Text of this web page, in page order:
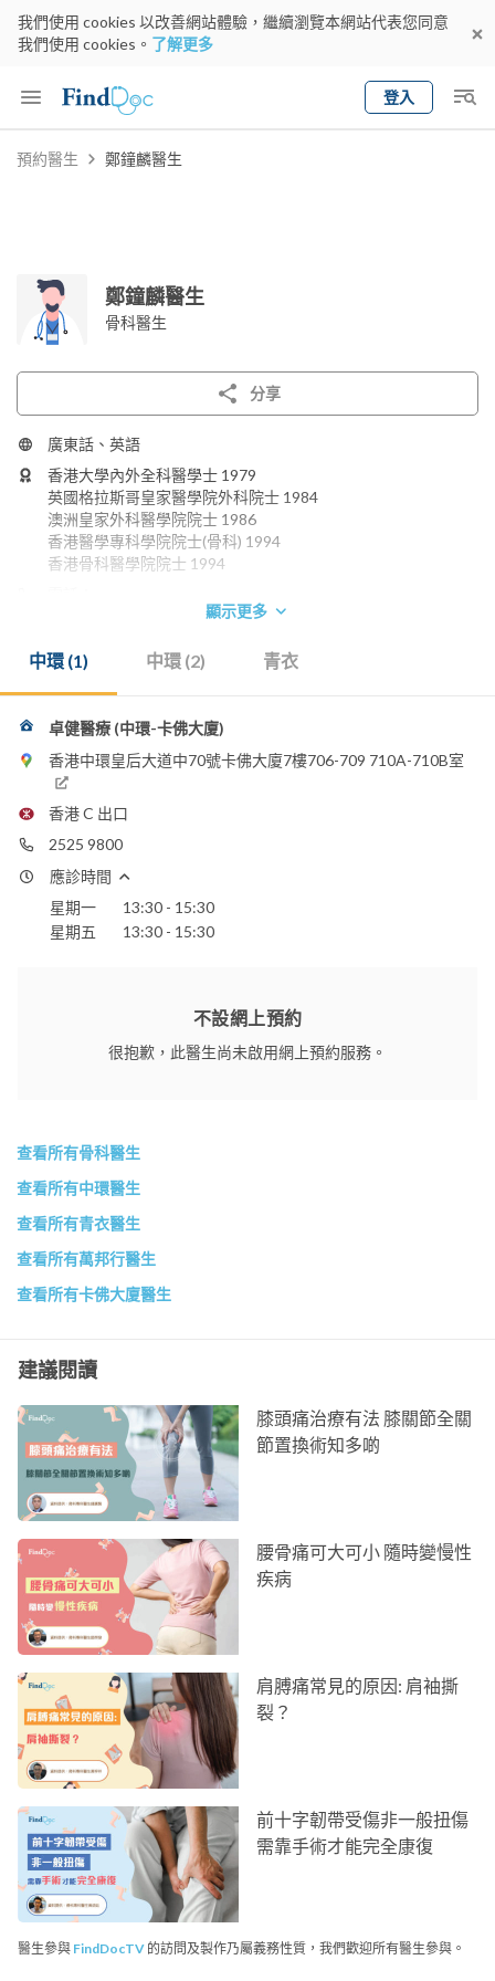
我們使用 cookies 以改善網站體驗，繼續瀏覽本網站代表您同意
我們使用 cookies。 了解更多
登入
Keyword
預約醫生 鄭鐘麟醫生
鄭鐘麟醫生
骨科醫生
分享
廣東話、英語
香港大學內外全科醫學士 1979
英國格拉斯哥皇家醫學院外科院士 1984
澳洲皇家外科醫學院院士 1986
香港醫學專科學院院士(骨科) 1994
香港骨科醫學院院士 1994
2431 0230
嘉諾撒醫院
香港浸信會醫院
明德國際醫院
聖保祿醫院
聖德肋撒醫院
顯示更多
中環 (1) 中環 (2) 青衣
卓健醫療 (中環-卡佛大廈)
香港中環皇后大道中70號卡佛大廈7樓706-709 710A-710B室
香港 C 出口
2525 9800
應診時間
星期一
13:30 - 15:30
星期五
13:30 - 15:30
不設網上預約
很抱歉，此醫生尚未啟用網上預約服務。
查看所有骨科醫生
查看所有中環醫生
查看所有青衣醫生
查看所有萬邦行醫生
查看所有卡佛大廈醫生
建議閱讀
膝頭痛治療有法 膝關節全關
節置換術知多啲
腰骨痛可大可小 隨時變慢性
疾病
肩膊痛常見的原因: 肩袖撕
裂？
前十字韌帶受傷非一般扭傷
需靠手術才能完全康復
醫生參與 FindDocTV 的訪問及製作乃屬義務性質，我們歡迎所有醫生參與。